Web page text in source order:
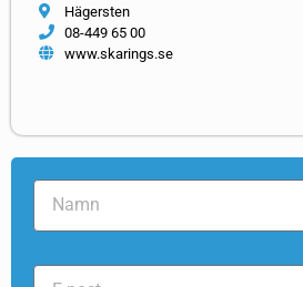
Hägersten
08-449 65 00
www.skarings.se